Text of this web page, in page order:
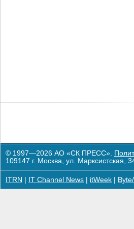
© 1997—2026 АО «СК ПРЕСС».
109147 г. Москва, ул.
ITRN IT Channel News itWeek